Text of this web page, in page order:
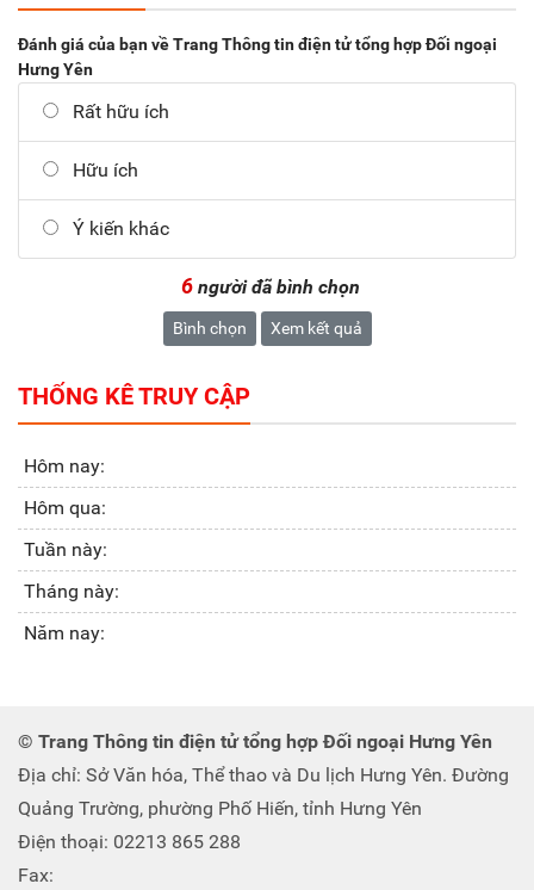
Đánh giá của bạn về Trang Thông tin điện tử tổng hợp Đối ngoại
Hưng Yên
Rất hữu ích
Hữu ích
Ý kiến khác
6 người đã bình chọn
Bình chọn Xem kết quả
THỐNG KÊ TRUY CẬP
Hôm nay:
Hôm qua:
Tuần này:
Tháng này:
Năm nay:
© Trang Thông tin điện tử tổng hợp Đối ngoại Hưng Yên
Địa chỉ: Sở Văn hóa, Thể thao và Du lịch Hưng Yên. Đường
Quảng Trường, phường Phố Hiến, tỉnh Hưng Yên
Điện thoại: 02213 865 288
Fax: